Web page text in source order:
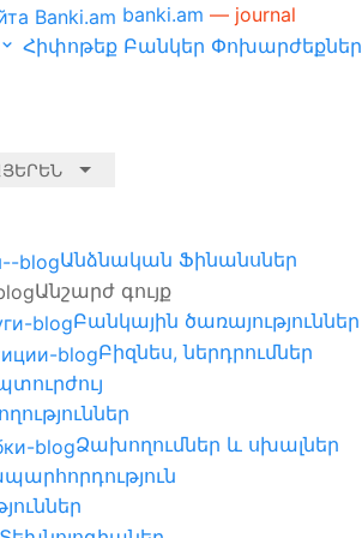
banki.am — journal
Հիփոթեք Բանկեր Փոխարժեքներ
Անձնական Ֆինանսներ
Անշարժ գույք
Բանկային ծառայություններ
Բիզնես, ներդրումներ
Ձախողումներ և սխալներ